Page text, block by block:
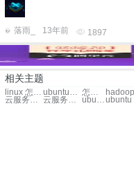
落雨_
13年前 1897
相关主题
linux 怎么完全卸载mysql数据库 ubuntu完全手册 怎么在linux 下搭建lnmp环境
云服务器ecs下的ftp 云服务器ecs下的ftp ubuntu卸载unity